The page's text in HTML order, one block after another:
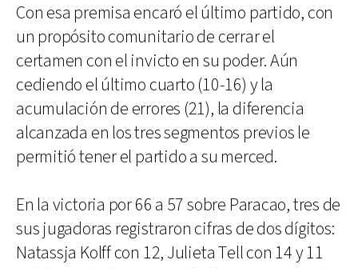
Con esa premisa encaró el último partido, con
un propósito comunitario de cerrar el
certamen con el invicto en su poder. Aún
cediendo el último cuarto (10-16) y la
acumulación de errores (21), la diferencia
alcanzada en los tres segmentos previos le
permitió tener el partido a su merced.
En la victoria por 66 a 57 sobre Paracao, tres de
sus jugadoras registraron cifras de dos dígitos:
Natassja Kolff con 12, Julieta Tell con 14 y 11